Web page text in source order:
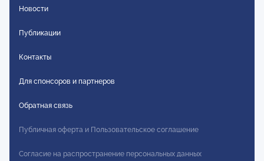
Новости
Публикации
Контакты
Для спонсоров и партнеров
Обратная связь
Публичная оферта и Пользовательское соглашение
Согласие на распространение персональных данных